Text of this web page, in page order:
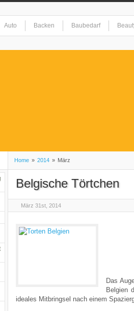
Auto Backen Baubedarf
Mama Shopping Sicherheit
Home » 2014 » März
Belgische Törtchen
März 31st, 2014
Das
Belgien
ideales Mitbringsel nach einem